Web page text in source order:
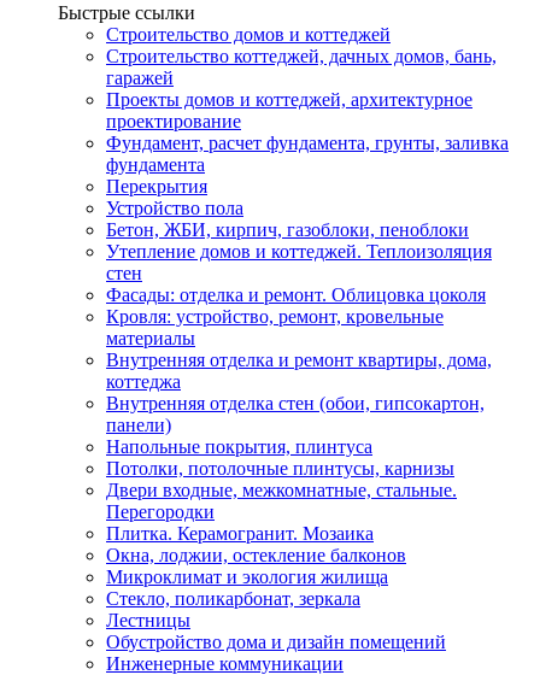
Быстрые ссылки
Строительство домов и коттеджей
Строительство коттеджей, дачных домов, бань,
гаражей
Проекты домов и коттеджей, архитектурное
проектирование
Фундамент, расчет фундамента, грунты, заливка
фундамента
Перекрытия
Устройство пола
Бетон, ЖБИ, кирпич, газоблоки, пеноблоки
Утепление домов и коттеджей. Теплоизоляция
стен
Фасады: отделка и ремонт. Облицовка цоколя
Кровля: устройство, ремонт, кровельные
материалы
Внутренняя отделка и ремонт квартиры, дома,
коттеджа
Внутренняя отделка стен (обои, гипсокартон,
панели)
Напольные покрытия, плинтуса
Потолки, потолочные плинтусы, карнизы
Двери входные, межкомнатные, стальные.
Перегородки
Плитка. Керамогранит. Мозаика
Окна, лоджии, остекление балконов
Микроклимат и экология жилища
Стекло, поликарбонат, зеркала
Лестницы
Обустройство дома и дизайн помещений
Инженерные коммуникации